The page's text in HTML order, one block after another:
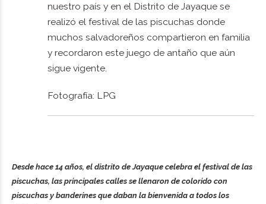
nuestro país y en el Distrito de Jayaque se
realizó el festival de las piscuchas donde
muchos salvadoreños compartieron en familia
y recordaron este juego de antaño que aún
sigue vigente.
Fotografía: LPG
Desde hace 14 años, el distrito de Jayaque celebra el festival de las
piscuchas, las principales calles se llenaron de colorido con
piscuchas y banderines que daban la bienvenida a todos los